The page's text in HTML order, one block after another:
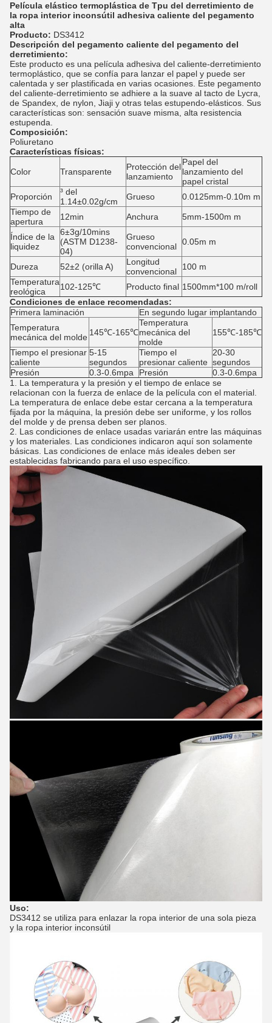
Película elástico termoplástica de Tpu del derretimiento de
la ropa interior inconsútil adhesiva caliente del pegamento
alta
Producto: DS3412
Descripción del pegamento caliente del pegamento del
derretimiento:
Este producto es una película adhesiva del caliente-derretimiento
termoplástico, que se confía para lanzar el papel y puede ser
calentada y ser plastificada en varias ocasiones. Este pegamento
del caliente-derretimiento se adhiere a la suave al tacto de Lycra,
de Spandex, de nylon, Jiaji y otras telas estupendo-elásticos. Sus
características son: sensación suave misma, alta resistencia
estupenda.
Composición:
Poliuretano
Características físicas:
Color Transparente
Protección del
lanzamiento
Papel del
lanzamiento del
papel cristal
Proporción
³ del
1.14±0.02g/cm
Grueso
0.0125mm-0.10m m
Tiempo de
apertura
12min Anchura 5mm-1500m m
Índice de la
liquidez
6±3g/10mins
(ASTM D1238-
04)
Grueso
convencional 0.05m m
Dureza 52±2 (orilla A)
Longitud
convencional
100 m
Temperatura
reológica
102-125℃ Producto final 1500mm*100 m/roll
Condiciones de enlace recomendadas:
Primera laminación
En segundo lugar implantando
Temperatura
mecánica del molde 145℃-165℃
Temperatura
mecánica del
molde
155℃-185℃
Tiempo el presionar
caliente
5-15
segundos
Tiempo el
presionar caliente
20-30
segundos
Presión
0.3-0.6mpa Presión
0.3-0.6mpa
1. La temperatura y la presión y el tiempo de enlace se
relacionan con la fuerza de enlace de la película con el material.
La temperatura de enlace debe estar cercana a la temperatura
fijada por la máquina, la presión debe ser uniforme, y los rollos
del molde y de prensa deben ser planos.
2. Las condiciones de enlace usadas variarán entre las máquinas
y los materiales. Las condiciones indicaron aquí son solamente
básicas. Las condiciones de enlace más ideales deben ser
establecidas fabricando para el uso específico.
Uso:
DS3412 se utiliza para enlazar la ropa interior de una sola pieza
y la ropa interior inconsútil